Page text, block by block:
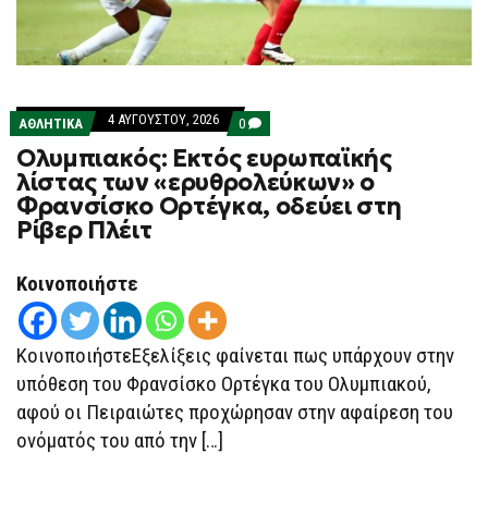
ΑΘΛΗΤΙΚΑ 4 ΑΥΓΟΎΣΤΟΥ, 2026 0 COMMENTS
ON
ΟΛΥΜΠΙΑΚΌΣ:
ΕΚΤΌΣ
ΕΥΡΩΠΑΪΚΉΣ
ΛΊΣΤΑΣ
ΤΩΝ
ΠΛΈΙΤ
Ολυμπιακός: Εκτός ευρωπαϊκής
λίστας των «ερυθρολεύκων» ο
Φρανσίσκο Ορτέγκα, οδεύει στη
Ρίβερ Πλέιτ
Κοινοποιήστε
ΚοινοποιήστεΕξελίξεις φαίνεται πως υπάρχουν στην
υπόθεση του Φρανσίσκο Ορτέγκα του Ολυμπιακού,
αφού οι Πειραιώτες προχώρησαν στην αφαίρεση του
ονόματός του από την […]